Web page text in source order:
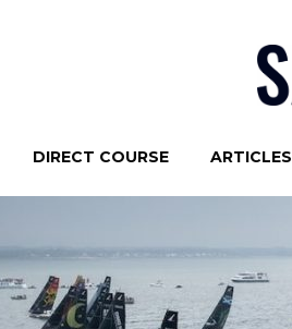
DIRECT COURSE ARTICLES